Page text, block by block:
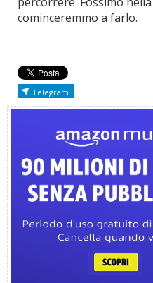
cominceremmo a farlo.
Telegram